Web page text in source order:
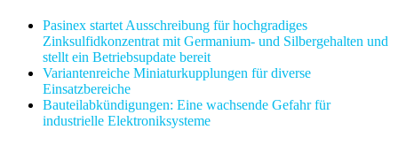
Pasinex startet Ausschreibung für hochgradiges
Zinksulfidkonzentrat mit Germanium- und Silbergehalten und
stellt ein Betriebsupdate bereit
Variantenreiche Miniaturkupplungen für diverse
Einsatzbereiche
Bauteilabkündigungen: Eine wachsende Gefahr für
industrielle Elektroniksysteme